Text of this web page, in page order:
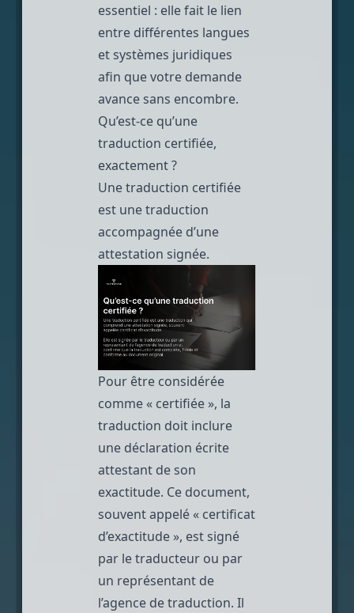
essentiel : elle fait le lien
entre différentes langues
et systèmes juridiques
afin que votre demande
avance sans encombre.
Qu’est-ce qu’une
traduction certifiée,
exactement ?
Unetraduction certifiée
est une traduction
accompagnée d’une
attestation signée.
Pour être considérée
comme « certifiée », la
traduction doit inclure
une déclaration écrite
attestant de son
exactitude. Ce document,
souvent appelé « certificat
d’exactitude », est signé
par le traducteur ou par
un représentant de
l’agence de traduction. Il